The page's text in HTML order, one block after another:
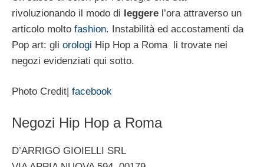
rivoluzionando il modo di leggere l’ora attraverso un
articolo molto fashion. Instabilità ed accostamenti da
Pop art: gli orologi Hip Hop a Roma li trovate nei
negozi evidenziati qui sotto.
Photo Credit| facebook
Negozi Hip Hop a Roma
D’ARRIGO GIOIELLI SRL